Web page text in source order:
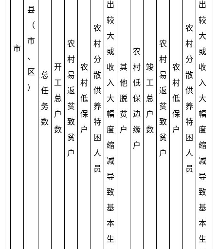
市
县
（
市
、
区
）
总
任
务
数
开
工
总
户
数
农
村
易
返
贫
致
贫
户
农
村
低
保
户
农
村
分
散
供
养
特
困
人
员
出
较
大
或
收
入
大
幅
度
缩
减
导
致
基
本
生
其
他
脱
贫
户
农
村
低
保
边
缘
户
竣
工
总
户
数
农
村
易
返
贫
致
贫
户
农
村
低
保
户
农
村
分
散
供
养
特
困
人
员
出
较
大
或
收
入
大
幅
度
缩
减
导
致
基
本
生